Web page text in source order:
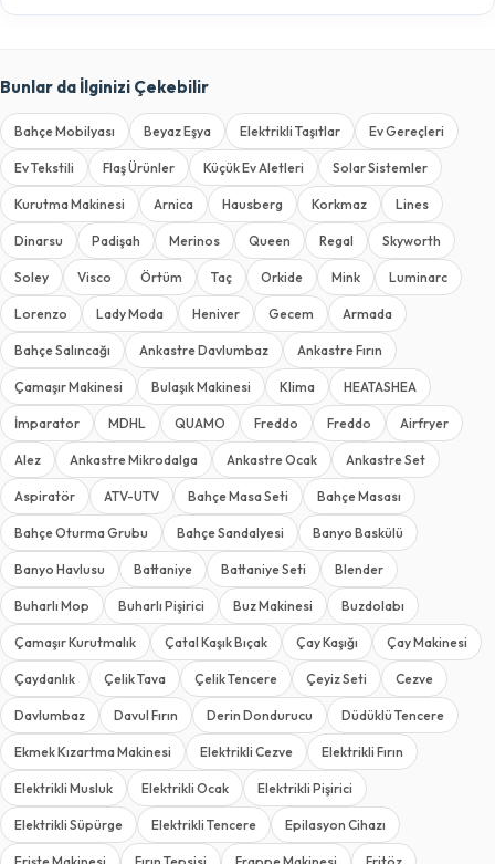
Bunlar da İlginizi Çekebilir
Bahçe Mobilyası Beyaz Eşya Elektrikli Taşıtlar Ev Gereçleri
Ev Tekstili Flaş Ürünler Küçük Ev Aletleri Solar Sistemler
Kurutma Makinesi Arnica Hausberg Korkmaz Lines
Dinarsu Padişah Merinos Queen Regal Skyworth
Soley Visco Örtüm Taç Orkide Mink Luminarc
Lorenzo Lady Moda Heniver Gecem Armada
Bahçe Salıncağı Ankastre Davlumbaz Ankastre Fırın
Çamaşır Makinesi Bulaşık Makinesi Klima HEATASHEA
İmparator MDHL QUAMO Freddo Freddo Airfryer
Alez Ankastre Mikrodalga Ankastre Ocak Ankastre Set
Aspiratör ATV-UTV Bahçe Masa Seti Bahçe Masası
Bahçe Oturma Grubu Bahçe Sandalyesi Banyo Baskülü
Banyo Havlusu Battaniye Battaniye Seti Blender
Buharlı Mop Buharlı Pişirici Buz Makinesi Buzdolabı
Çamaşır Kurutmalık Çatal Kaşık Bıçak Çay Kaşığı Çay Makinesi
Çaydanlık Çelik Tava Çelik Tencere Çeyiz Seti Cezve
Davlumbaz Davul Fırın Derin Dondurucu Düdüklü Tencere
Ekmek Kızartma Makinesi Elektrikli Cezve Elektrikli Fırın
Elektrikli Musluk Elektrikli Ocak Elektrikli Pişirici
Elektrikli Süpürge Elektrikli Tencere Epilasyon Cihazı